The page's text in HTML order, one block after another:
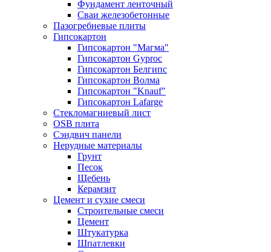
Фундамент ленточный
Сваи железобетонные
Пазогребневые плиты
Гипсокартон
Гипсокартон "Магма"
Гипсокартон Gyproc
Гипсокартон Белгипс
Гипсокартон Волма
Гипсокартон "Knauf"
Гипсокартон Lafarge
Стекломагниевый лист
OSB плита
Сэндвич панели
Нерудные материалы
Грунт
Песок
Щебень
Керамзит
Цемент и сухие смеси
Строительные смеси
Цемент
Штукатурка
Шпатлевки